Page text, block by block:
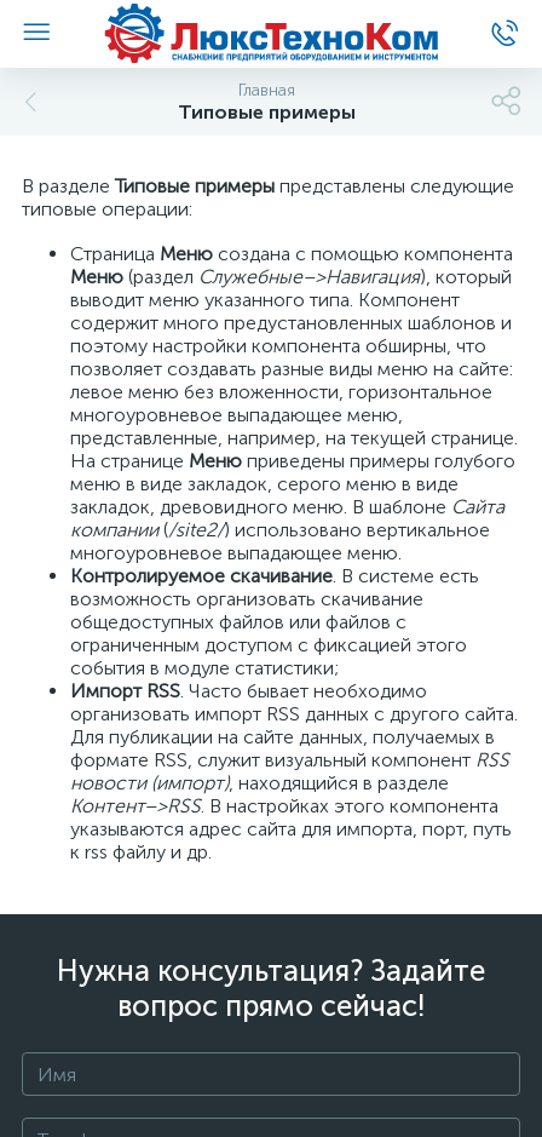
Главная
Типовые примеры
В разделеТиповые примеры представлены следующие
типовые операции:
Страница Меню создана с помощью компонента
Меню (раздел Служебные–>Навигация), который
выводит меню указанного типа. Компонент
содержит много предустановленных шаблонов и
поэтому настройки компонента обширны, что
позволяет создавать разные виды меню на сайте:
левое меню без вложенности, горизонтальное
многоуровневое выпадающее меню,
представленные, например, на текущей странице.
На странице Меню приведены примеры голубого
меню в виде закладок, серого меню в виде
закладок, древовидного меню. В шаблоне Сайта
компании(/site2/) использовано вертикальное
многоуровневое выпадающее меню.
Контролируемое скачивание. В системе есть
возможность организовать скачивание
общедоступных файлов или файлов с
ограниченным доступом с фиксацией этого
события в модуле статистики;
Импорт RSS. Часто бывает необходимо
организовать импорт RSS данных с другого сайта.
Для публикации на сайте данных, получаемых в
формате RSS, служит визуальный компонент RSS
новости (импорт), находящийся в разделе
Контент–>RSS. В настройках этого компонента
указываются адрес сайта для импорта, порт, путь
к rss файлу и др.
Нужна консультация? Задайте
вопрос прямо сейчас!